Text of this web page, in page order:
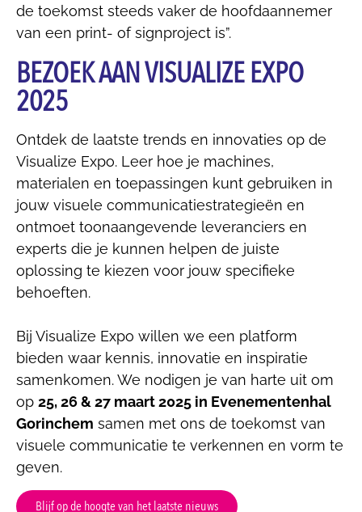
de toekomst steeds vaker de hoofdaannemer
van een print- of signproject is”.
BEZOEK AAN VISUALIZE EXPO
2025
Ontdek de laatste trends en innovaties op de
Visualize Expo. Leer hoe je machines,
materialen en toepassingen kunt gebruiken in
jouw visuele communicatiestrategieën en
ontmoet toonaangevende leveranciers en
experts die je kunnen helpen de juiste
oplossing te kiezen voor jouw specifieke
behoeften.
Bij Visualize Expo willen we een platform
bieden waar kennis, innovatie en inspiratie
samenkomen. We nodigen je van harte uit om
op 25, 26 & 27 maart 2025 in Evenementenhal
Gorinchem samen met ons de toekomst van
visuele communicatie te verkennen en vorm te
geven.
Blijf op de hoogte van het laatste nieuws